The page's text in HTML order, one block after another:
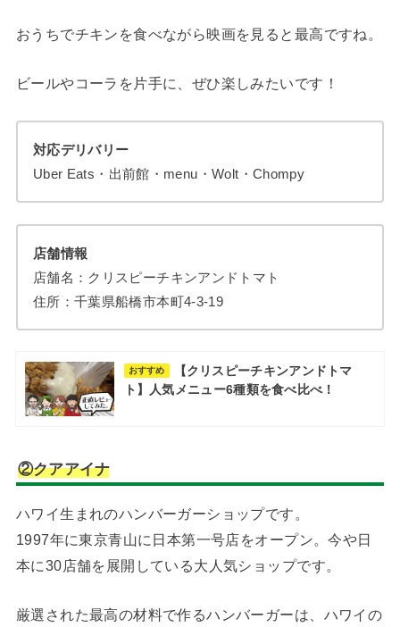
おうちでチキンを食べながら映画を見ると最高ですね。
ビールやコーラを片手に、ぜひ楽しみたいです！
対応デリバリー
Uber Eats・出前館・menu・Wolt・Chompy
店舗情報
店舗名：クリスピーチキンアンドトマト
住所：千葉県船橋市本町4-3-19
おすすめ
【クリスピーチキンアンドトマ
ト】人気メニュー6種類を食べ比べ！
②クアアイナ
ハワイ生まれのハンバーガーショップです。
1997年に東京青山に日本第一号店をオープン。今や日
本に30店舗を展開している大人気ショップです。
厳選された最高の材料で作るハンバーガーは、ハワイの